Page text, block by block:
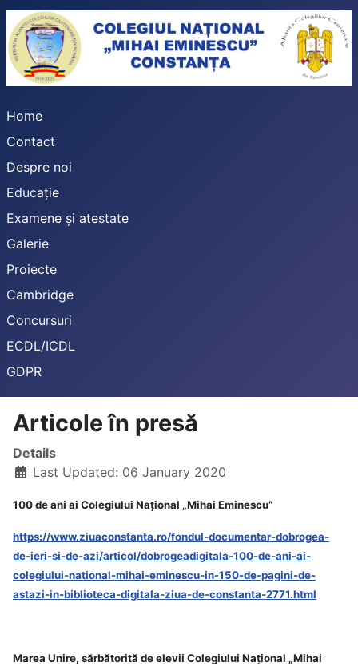
Home
Contact
Despre noi
Educație
Examene și atestate
Galerie
Proiecte
Cambridge
Concursuri
ECDL/ICDL
GDPR
Articole în presă
Details
Last Updated: 06 January 2020
100 de ani ai Colegiului Național „Mihai Eminescu”
https://www.ziuaconstanta.ro/fondul-documentar-dobrogea-
de-ieri-si-de-azi/articol/dobrogeadigitala-100-de-ani-ai-
colegiului-national-mihai-eminescu-in-150-de-pagini-de-
astazi-in-biblioteca-digitala-ziua-de-constanta-2771.html
Marea Unire, sărbătorită de elevii Colegiului Național „Mihai